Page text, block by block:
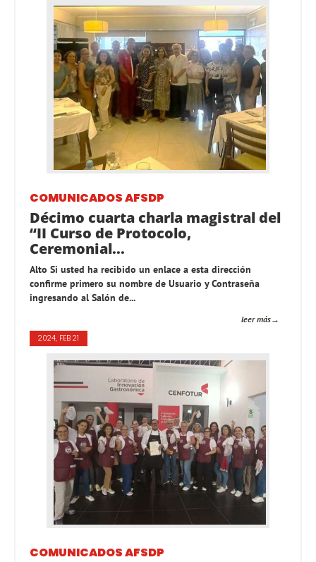
COMUNICADOS AFSDP
Décimo cuarta charla magistral del
“II Curso de Protocolo,
Ceremonial...
Alto Si usted ha recibido un enlace a esta dirección
confirme primero su nombre de Usuario y Contraseña
ingresando al Salón de...
leer más
2024, FEB 21
COMUNICADOS AFSDP